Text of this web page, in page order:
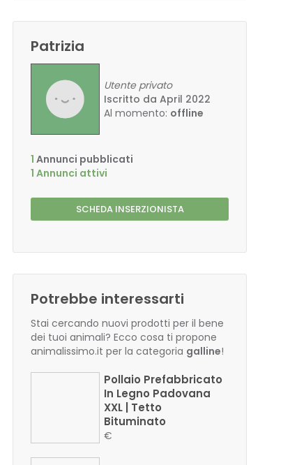
Patrizia
Utente privato
Iscritto da April 2022
Al momento: offline
1 Annunci pubblicati
1 Annunci attivi
SCHEDA INSERZIONISTA
Potrebbe interessarti
Stai cercando nuovi prodotti per il bene
dei tuoi animali? Ecco cosa ti propone
animalissimo.it per la categoria galline!
Pollaio Prefabbricato
In Legno Padovana
XXL | Tetto
Bituminato
€